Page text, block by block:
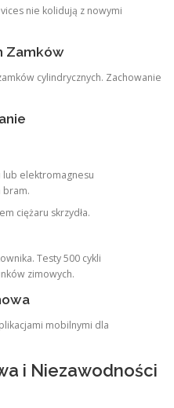
nie kolidują z nowymi
Zamków
cylindrycznych. Zachowanie
elektromagnesu
bram.
ciężaru skrzydła.
Testy 500 cykli
zimowych.
mobilnymi dla
i Niezawodności